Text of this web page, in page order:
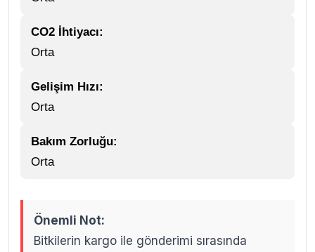
CO2 İhtiyacı:
Orta
Gelişim Hızı:
Orta
Bakım Zorluğu:
Orta
Önemli Not:
Bitkilerin kargo ile gönderimi sırasında